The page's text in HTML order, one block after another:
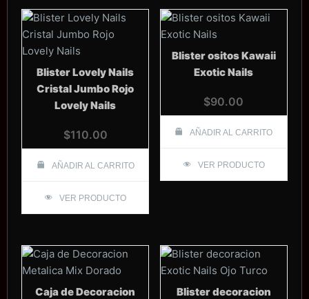
Blister Lovely Nails
Cristal Jumbo Rojo
Lovely Nails
$110.00
AÑADIR AL CARRITO
VER PRODUCTO
Blister ositos Kawaii
Exotic Nails
$90.00
AÑADIR AL CARRITO
VER PRODUCTO
Caja de Decoracion Blister decoracion